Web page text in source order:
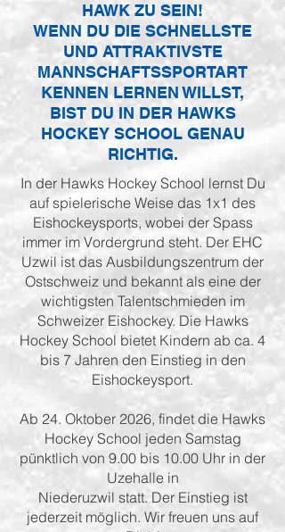
HAWK ZU SEIN!
WENN DU DIE SCHNELLSTE
UND ATTRAKTIVSTE
MANNSCHAFTSSPORTART
KENNEN LERNEN WILLST,
BIST DU IN DER HAWKS
HOCKEY SCHOOL GENAU
RICHTIG.
In der Hawks Hockey School lernst Du
auf spielerische Weise das 1x1 des
Eishockeysports, wobei der Spass
immer im Vordergrund steht. Der EHC
Uzwil ist das Ausbildungszentrum der
Ostschweiz und bekannt als eine der
wichtigsten Talentschmieden im
Schweizer Eishockey. Die Hawks
Hockey School bietet Kindern ab ca. 4
bis 7 Jahren den Einstieg in den
Eishockeysport.
Ab 24. Oktober 2026, findet die Hawks
Hockey School jeden Samstag
pünktlich von 9.00 bis 10.00 Uhr in der
Uzehalle in
Niederuzwil statt. Der Einstieg ist
jederzeit möglich. Wir freuen uns auf